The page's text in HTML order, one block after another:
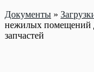
Документы »
нежилых помещений
запчастей